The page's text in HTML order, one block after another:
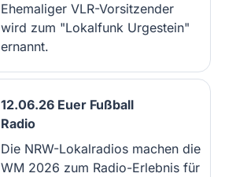
Ehemaliger VLR-Vorsitzender
wird zum "Lokalfunk Urgestein"
ernannt.
12.06.26 Euer Fußball
Radio
Die NRW-Lokalradios machen die
WM 2026 zum Radio-Erlebnis für